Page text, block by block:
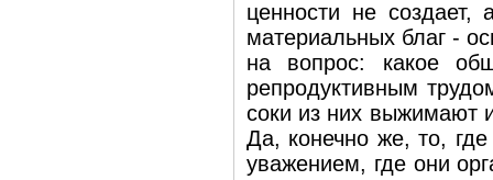
ценности не создает,
материальных благ -
на вопрос: какое
репродуктивным
соки из них выжимают
Да, конечно же, то,
уважением, где они